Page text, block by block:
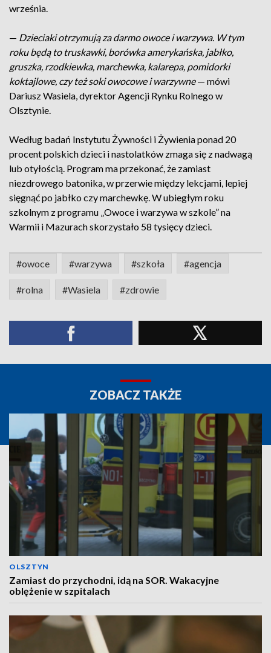
września.
— Dzieciaki otrzymują za darmo owoce i warzywa. W tym
roku będą to truskawki, borówka amerykańska, jabłko,
gruszka, rzodkiewka, marchewka, kalarepa, pomidorki
koktajlowe, czy też soki owocowe i warzywne— mówi
Dariusz Wasiela, dyrektor Agencji Rynku Rolnego w
Olsztynie.
Według badań Instytutu Żywności i Żywienia ponad 20
procent polskich dzieci i nastolatków zmaga się z nadwagą
lub otyłością. Program ma przekonać, że zamiast
niezdrowego batonika, w przerwie między lekcjami, lepiej
sięgnąć po jabłko czy marchewkę. W ubiegłym roku
szkolnym z programu „Owoce i warzywa w szkole” na
Warmii i Mazurach skorzystało 58 tysięcy dzieci.
#owoce #warzywa #szkoła #agencja
#rolna #Wasiela #zdrowie
ZOBACZ TAKŻE
OLSZTYN
Zamiast do przychodni, idą na SOR. Wakacyjne
oblężenie w szpitalach